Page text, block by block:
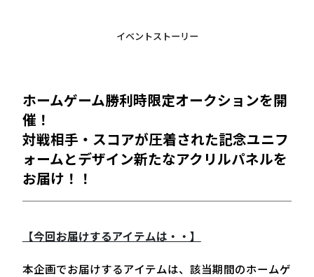
イベントストーリー
ホームゲーム勝利時限定オークションを開
催！
対戦相手・スコアが圧着された記念ユニフ
ォームとデザイン新たなアクリルパネルを
お届け！！
【今回お届けするアイテムは・・】
本企画でお届けするアイテムは、該当期間のホームゲ